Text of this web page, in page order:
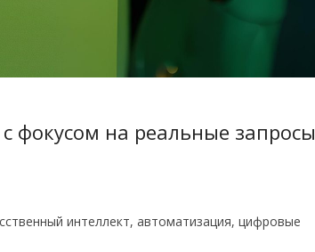
фокусом на реальные запросы
интеллект, автоматизация, цифровые